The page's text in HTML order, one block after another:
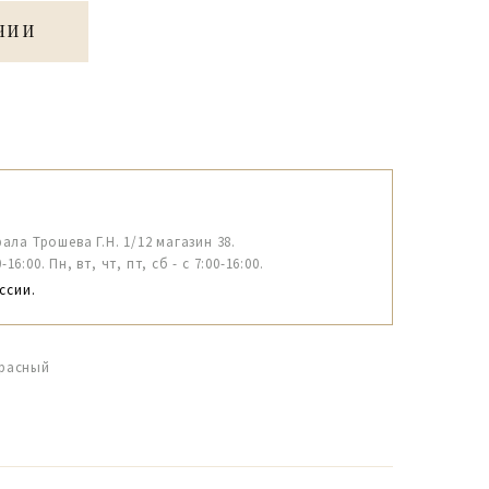
Трошева Г.Н. 1/12 магазин 38.
16:00. Пн, вт, чт, пт, сб - с 7:00-16:00.